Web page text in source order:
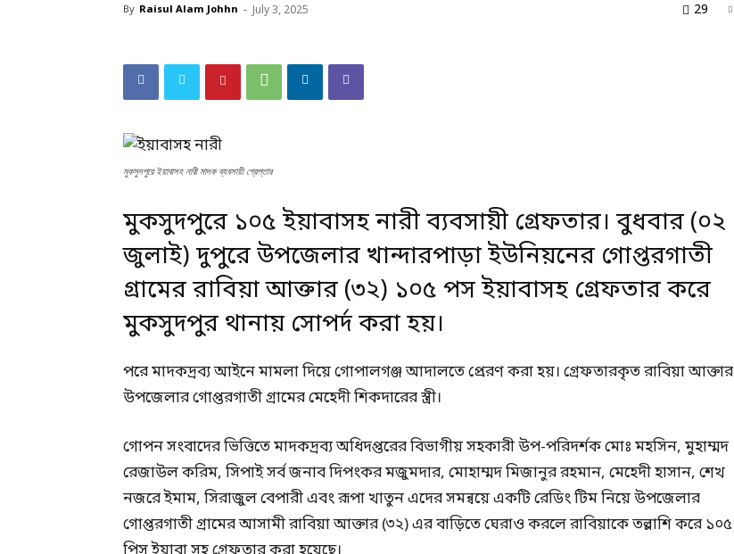
By Raisul Alam Johhn - July 3, 2025 29
মুকসুদপুরে ইয়াবাসহ নারী মাদক ব্যবসায়ী গ্রেপ্তার
মুকসুদপুরে ১০৫ ইয়াবাসহ নারী ব্যবসায়ী গ্রেফতার। বুধবার (০২
জুলাই) দুপুরে উপজেলার খান্দারপাড়া ইউনিয়নের গোপ্তরগাতী
গ্রামের রাবিয়া আক্তার (৩২) ১০৫ পস ইয়াবাসহ গ্রেফতার করে
মুকসুদপুর থানায় সোপর্দ করা হয়।
পরে মাদকদ্রব্য আইনে মামলা দিয়ে গোপালগঞ্জ আদালতে প্রেরণ করা হয়। গ্রেফতারকৃত রাবিয়া আক্তার
উপজেলার গোপ্তরগাতী গ্রামের মেহেদী শিকদারের স্ত্রী।
গোপন সংবাদের ভিত্তিতে মাদকদ্রব্য অধিদপ্তরের বিভাগীয় সহকারী উপ-পরিদর্শক মোঃ মহসিন, মুহাম্মদ
রেজাউল করিম, সিপাই সর্ব জনাব দিপংকর মজুমদার, মোহাম্মদ মিজানুর রহমান, মেহেদী হাসান, শেখ
নজরে ইমাম, সিরাজুল বেপারী এবং রূপা খাতুন এদের সমন্বয়ে একটি রেডিং টিম নিয়ে উপজেলার
গোপ্তরগাতী গ্রামের আসামী রাবিয়া আক্তার (৩২) এর বাড়িতে ঘেরাও করলে রাবিয়াকে তল্লাশি করে ১০৫